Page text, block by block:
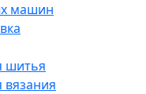
машин
шитья
вязания